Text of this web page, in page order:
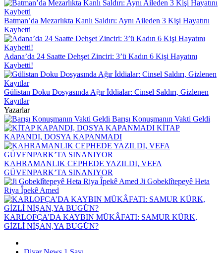
Batman’da Mezarlıkta Kanlı Saldırı: Aynı Aileden 3 Kişi Hayatını
Kaybetti
Adana’da 24 Saatte Dehşet Zinciri: 3’ü Kadın 6 Kişi Hayatını
Kaybetti!
Gülistan Doku Dosyasında Ağır İddialar: Cinsel Saldırı, Gizlenen
Kayıtlar
Yazarlar
Barışı Konuşmanın Vakti Geldi
KİTAP
KAPANDI, DOSYA KAPANMADI
KAHRAMANLIK CEPHEDE YAZILDI, VEFA
GÜVENPARK’TA SINANIYOR
Ji Gobeklîtepeyê Heta
Riya Îpekê Amed
KARLOFÇA’DA KAYBIN MÜKÂFATI: SAMUR KÜRK,
GİZLİ NİŞAN,YA BUGÜN?